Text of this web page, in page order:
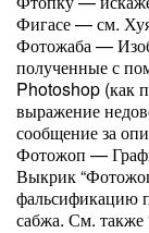
Фигасе — см.
Фотожаба —
полученные с
Photoshop (как
выражение
сообщение за
Фотожоп —
Выкрик
фальсификацию
сабжа. См. также